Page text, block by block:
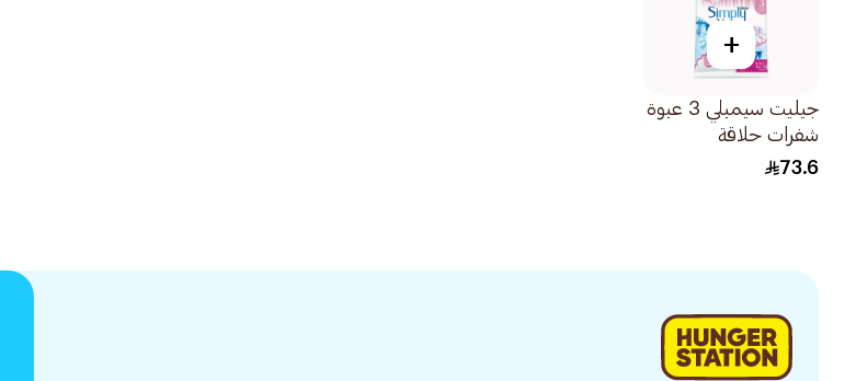
+
جيليت سيمبلي 3 عبوة
شفرات حلاقة
للاستخدام مرة واحدة
73.6